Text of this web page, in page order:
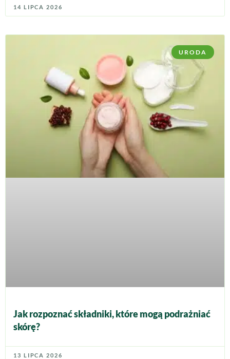
14 LIPCA 2026
URODA
Jak rozpoznać składniki, które mogą podrażniać
skórę?
13 LIPCA 2026